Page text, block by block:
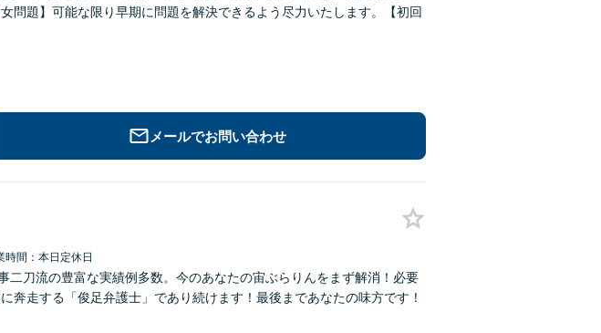
問題】可能な限り早期に問題を解決できるよう尽力いたします。【初回
メールでお問い合わせ
時間：本日定休日
二刀流の豊富な実績例多数。今のあなたの宙ぶらりんをまず解消！必要
奔走する「俊足弁護士」であり続けます！最後まであなたの味方です！